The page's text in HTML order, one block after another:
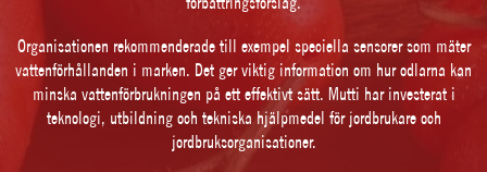
Organisationen rekommenderade till exempel speciella sensorer som mäter
vattenförhållanden i marken. Det ger viktig information om hur odlarna kan
minska vattenförbrukningen på ett effektivt sätt. Mutti har investerat i
teknologi, utbildning och tekniska hjälpmedel för jordbrukare och
jordbruksorganisationer.